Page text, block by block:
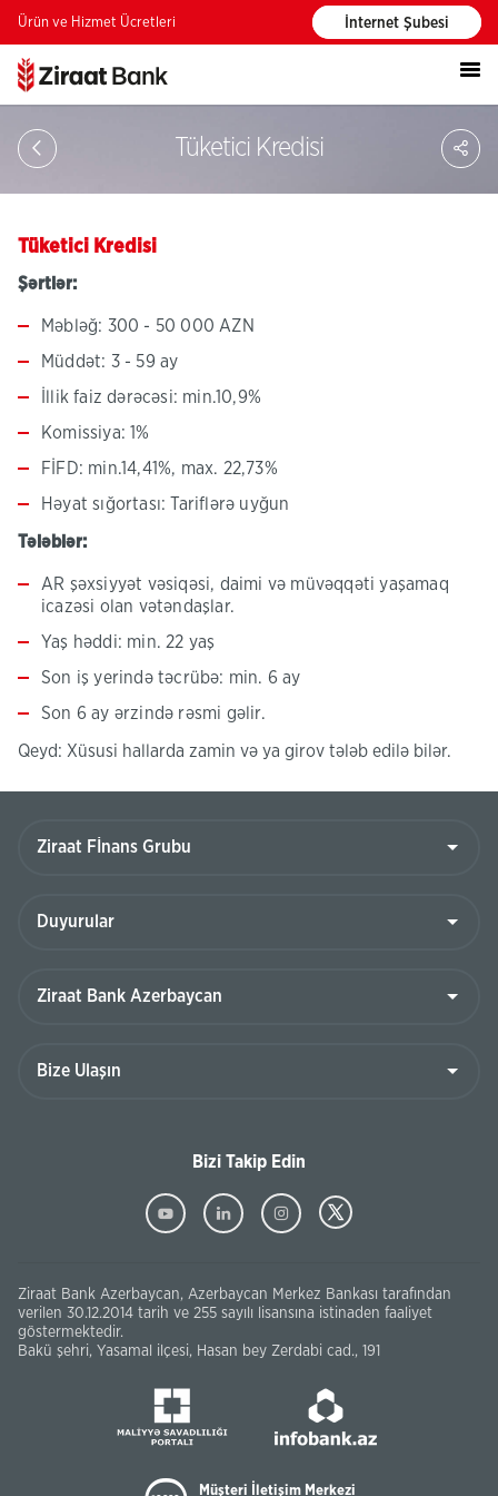
Ürün ve Hizmet Ücretleri İnternet Şubesi
Tüketici Kredisi
Tüketici Kredisi
Şərtlər:
Məbləğ: 300 - 50 000 AZN
Müddət: 3 - 59 ay
İllik faiz dərəcəsi: min.10,9%
Komissiya: 1%
FİFD: min.14,41%, max. 22,73%
Həyat sığortası: Tariflərə uyğun
Tələblər:
AR şəxsiyyət vəsiqəsi, daimi və müvəqqəti yaşamaq
icazəsi olan vətəndaşlar.
Yaş həddi: min. 22 yaş
Son iş yerində təcrübə: min. 6 ay
Son 6 ay ərzində rəsmi gəlir.
Qeyd: Xüsusi hallarda zamin və ya girov tələb edilə bilər.
Bizi Takip Edin
Ziraat Bank Azerbaycan, Azerbaycan Merkez Bankası tarafından
verilen 30.12.2014 tarih ve 255 sayılı lisansına istinaden faaliyet
göstermektedir.
Bakü şehri, Yasamal ilçesi, Hasan bey Zerdabi cad., 191
Müşteri İletişim Merkezi